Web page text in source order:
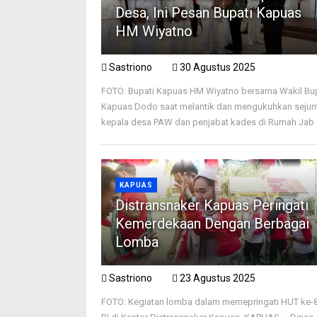
Desa, Ini Pesan Bupati Kapuas
HM Wiyatno
Sastriono 30 Agustus 2025
FOTO: Bupati Kapuas HM Wiyatno bersama Wakil
Kapuas Dodo saat melantik dan mengukuhkan
kepala desa PAW dan penjabat kades di Rumah Jab ...
KAPUAS
Distransnaker Kapuas Peringati
Kemerdekaan Dengan Berbagai
Lomba
Sastriono 23 Agustus 2025
FOTO: Kegiatan lomba dalam memepringati HUT ke-